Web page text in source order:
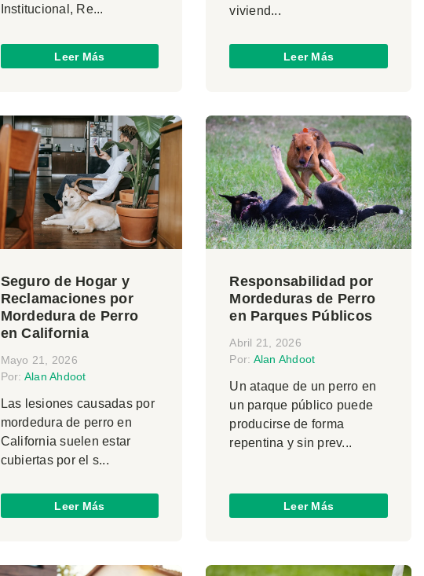
Institucional, Re...
Leer Más
viviend...
Leer Más
Seguro de Hogar y
Reclamaciones por
Mordedura de Perro
en California
Mayo 21, 2026
Por: Alan Ahdoot
Las lesiones causadas por
mordedura de perro en
California suelen estar
cubiertas por el s...
Leer Más
Responsabilidad por
Mordeduras de Perro
en Parques Públicos
Abril 21, 2026
Por: Alan Ahdoot
Un ataque de un perro en
un parque público puede
producirse de forma
repentina y sin prev...
Leer Más